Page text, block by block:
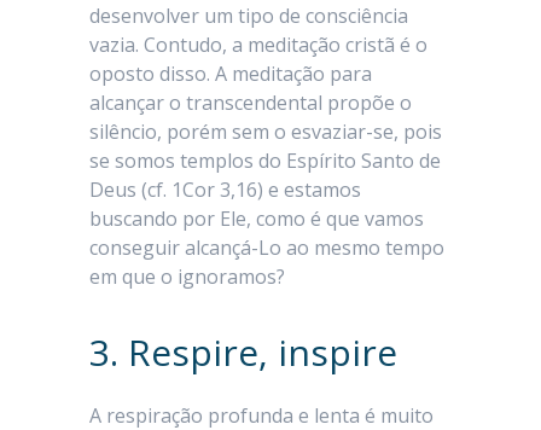
desenvolver um tipo de consciência
vazia. Contudo, a meditação cristã é o
oposto disso. A meditação para
alcançar o transcendental propõe o
silêncio, porém sem o esvaziar-se, pois
se somos templos do Espírito Santo de
Deus (cf. 1Cor 3,16) e estamos
buscando por Ele, como é que vamos
conseguir alcançá-Lo ao mesmo tempo
em que o ignoramos?
3. Respire, inspire
A respiração profunda e lenta é muito